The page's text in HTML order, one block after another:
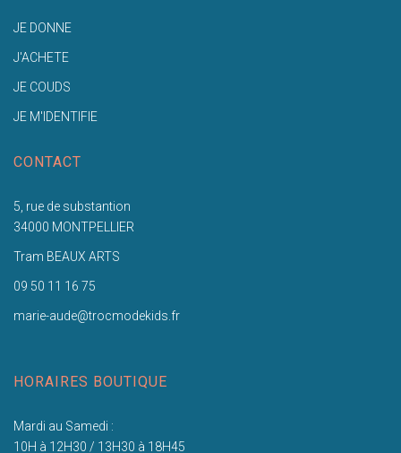
JE DONNE
J'ACHETE
JE COUDS
JE M'IDENTIFIE
CONTACT
5, rue de substantion
34000 MONTPELLIER
Tram BEAUX ARTS
09 50 11 16 75
marie-aude@trocmodekids.fr
HORAIRES BOUTIQUE
Mardi au Samedi :
10H à 12H30 / 13H30 à 18H45